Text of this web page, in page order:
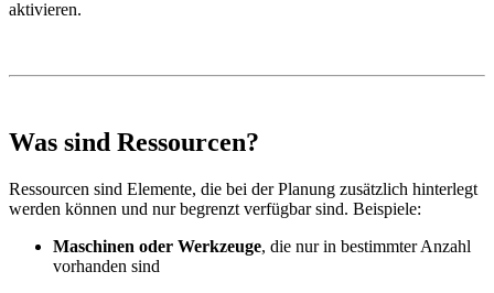
aktivieren.
Was sind Ressourcen?
Ressourcen sind Elemente, die bei der Planung zusätzlich hinterlegt
werden können und nur begrenzt verfügbar sind. Beispiele:
Maschinen oder Werkzeuge, die nur in bestimmter Anzahl
vorhanden sind